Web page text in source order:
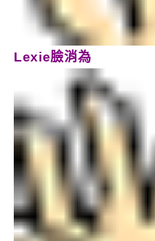
Lexie臉消為